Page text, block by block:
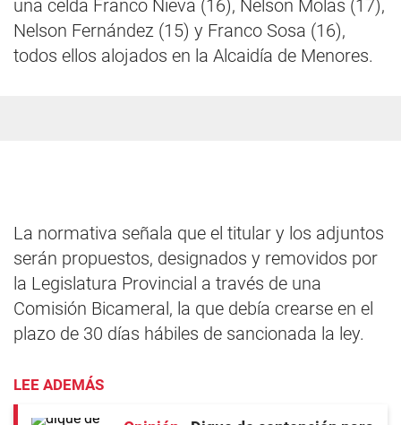
una celda Franco Nieva (16), Nelson Molas (17),
Nelson Fernández (15) y Franco Sosa (16),
todos ellos alojados en la Alcaidía de Menores.
La normativa señala que el titular y los adjuntos
serán propuestos, designados y removidos por
la Legislatura Provincial a través de una
Comisión Bicameral, la que debía crearse en el
plazo de 30 días hábiles de sancionada la ley.
LEE ADEMÁS